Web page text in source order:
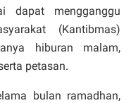
dapat mengganggu
(Kantibmas)
hiburan malam,
petasan.
bulan ramadhan,